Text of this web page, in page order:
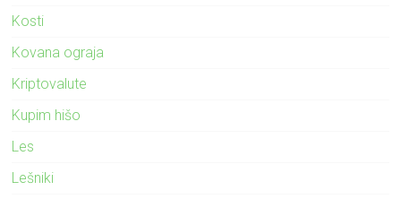
Kosti
Kovana ograja
Kriptovalute
Kupim hišo
Les
Lešniki